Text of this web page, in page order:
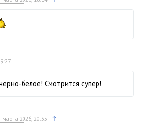
белое! Смотрится супер!
марта 2026, 20:35 ↑